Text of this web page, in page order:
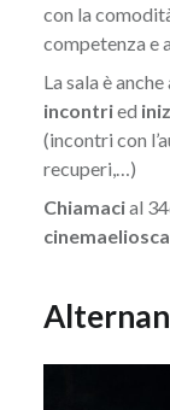
con la
competenza e
La sala è
incontried
(incontri con
recuperi,…)
Chiamacial
A